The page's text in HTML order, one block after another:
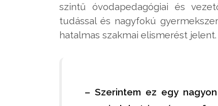
szintű óvodapedagógiai és
tudással és nagyfokú
hatalmas szakmai elismerést jelent.
– Szerintem ez egy